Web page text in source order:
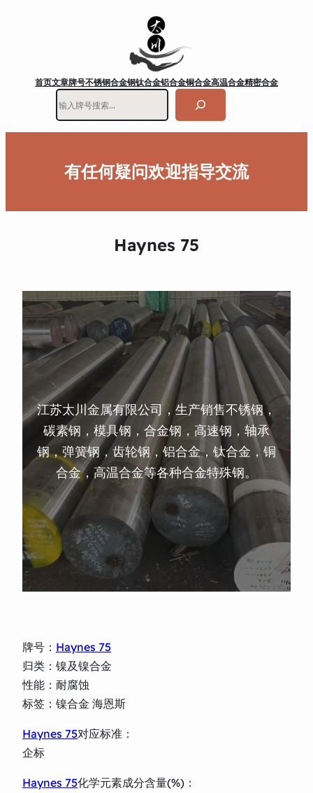
首页文章牌号不锈钢合金钢钛合金铝合金铜合金高温合金精密合金
有任何疑问欢迎指导交流
Haynes 75
江苏太川金属有限公司，生产销售不锈钢，
碳素钢，模具钢，合金钢，高速钢，轴承
钢，弹簧钢，齿轮钢，铝合金，钛合金，铜
合金，高温合金等各种合金特殊钢。
牌号： Haynes 75
归类：镍及镍合金
性能：耐腐蚀
标签：镍合金 海恩斯
Haynes 75对应标准：
企标
Haynes 75化学元素成分含量(%)：